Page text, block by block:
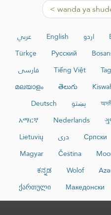
< wanda ya
عربي English اردو
Türkçe
Русский
فارسی
Tiếng Việt
മലയാളം
తెలుగు
Deutsch
پښتو
አማርኛ
Nederlands
Lietuvių
دری Српски
Magyar
Čeština
ಕನ್ನಡ
Wolof
ქართული
Македонски